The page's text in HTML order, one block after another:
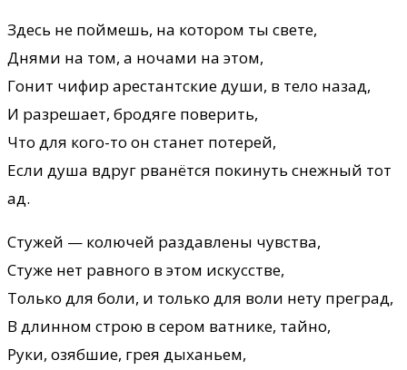
Здесь не поймешь, на котором ты свете,
Днями на том, а ночами на этом,
Гонит чифир арестантские души, в тело назад,
И разрешает, бродяге поверить,
Что для кого-то он станет потерей,
Если душа вдруг рванётся покинуть снежный тот
ад.
Стужей — колючей раздавлены чувства,
Стуже нет равного в этом искусстве,
Только для боли, и только для воли нету преград,
В длинном строю в сером ватнике, тайно,
Руки, озябшие, грея дыханьем,